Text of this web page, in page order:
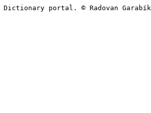
portal. © Radovan Garabík